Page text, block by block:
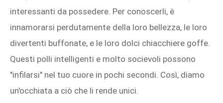
interessanti da possedere. Per conoscerli, è
innamorarsi perdutamente della loro bellezza, le loro
divertenti buffonate, e le loro dolci chiacchiere goffe.
Questi polli intelligenti e molto socievoli possono
"infilarsi" nel tuo cuore in pochi secondi. Così, diamo
un'occhiata a ciò che li rende unici.